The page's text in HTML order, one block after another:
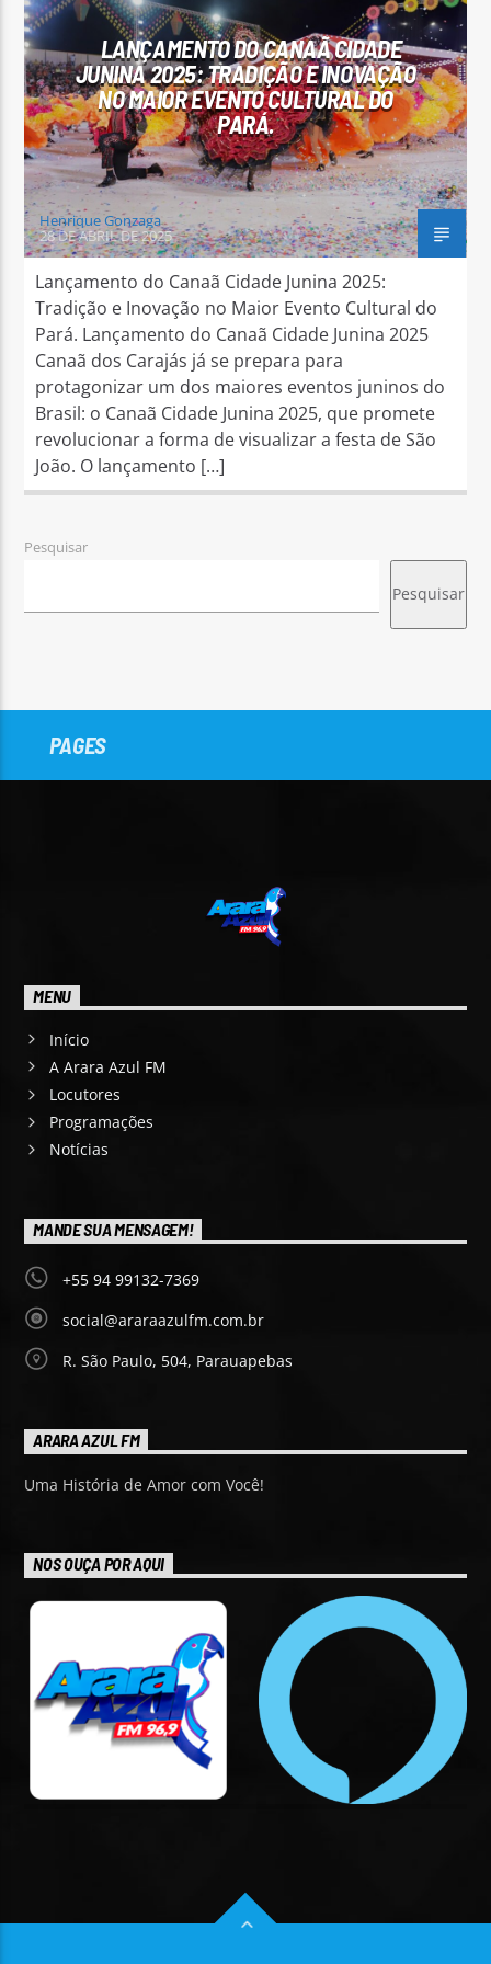
Arara Azul FM
LANÇAMENTO DO CANAÃ CIDADE
JUNINA 2025: TRADIÇÃO E INOVAÇÃO
NO MAIOR EVENTO CULTURAL DO
PARÁ.
Henrique Gonzaga
28 DE ABRIL DE 2025
Lançamento do Canaã Cidade Junina 2025:
Tradição e Inovação no Maior Evento Cultural do
Pará. Lançamento do Canaã Cidade Junina 2025
Canaã dos Carajás já se prepara para
protagonizar um dos maiores eventos juninos do
Brasil: o Canaã Cidade Junina 2025, que promete
revolucionar a forma de visualizar a festa de São
João. O lançamento […]
Pesquisar
Pesquisar
PAGES
MENU
Início
A Arara Azul FM
Locutores
Programações
Notícias
MANDE SUA MENSAGEM!
+55 94 99132-7369
social@araraazulfm.com.br
R. São Paulo, 504, Parauapebas
ARARA AZUL FM
Uma História de Amor com Você!
NOS OUÇA POR AQUI